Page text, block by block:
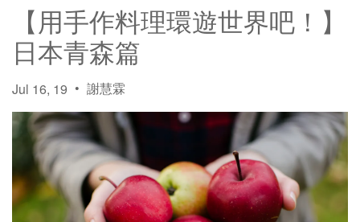
【用手作料理環遊世界吧！】
日本青森篇
Jul 16, 19 • 謝慧霖